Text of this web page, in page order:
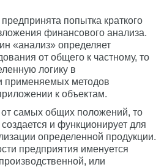
попытка краткого
финансового анализа.
«анализ» определяет
от общего к частному, то
логику в
применяемых методов
к объектам.
от самых общих положений, то
и функционирует для
определенной продукции.
предприятия именуется
или